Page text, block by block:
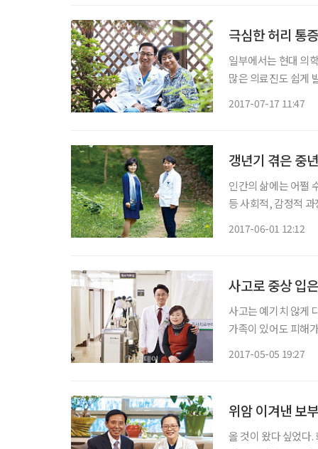
극심한 허리 통
일부에서는 현대 의
많은 의료진도 쉽게
2017-07-17 11:47
갱년기 겪은 중
인간의 삶에는 어쩔
등 사회적, 감정적
2017-06-01 12:12
사고로 중상 입
사고는 예기치 않게
가족이 있어도 피해
2017-05-05 19:27
위암 이겨낸 보
올 것이 왔다 싶었다